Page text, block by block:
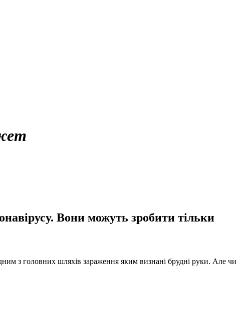
Вони можуть зробити тільки
з головних шляхів зараження яким визнані брудні руки. Але чи